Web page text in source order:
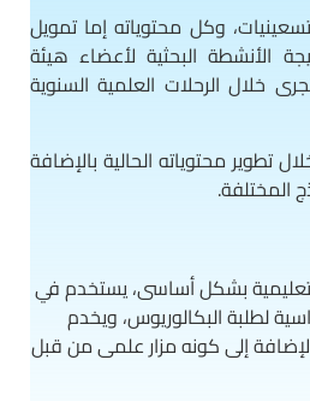
وكل محتوياته إما تمويل
الأنشطة البحثية لأعضاء هيئة
خلال الرحلات العلمية السنوية
تطوير محتوياته الحالية بالإضافة
المختلفة.
بشكل أساسى، يستخدم في
لطلبة البكالوريوس، ويخدم
إلى كونه مزار علمى من قبل